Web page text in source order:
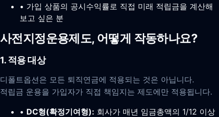
• 가입 상품의 공시수익률로 직접 미래 적립금을 계산해
보고 싶은 분
사전지정운용제도, 어떻게 작동하나요?
1. 적용 대상
디폴트옵션은 모든 퇴직연금에 적용되는 것은 아닙니다.
적립금 운용을 가입자가 직접 책임지는 제도에만 적용됩니다.
• DC형(확정기여형): 회사가 매년 임금총액의 1/12 이상